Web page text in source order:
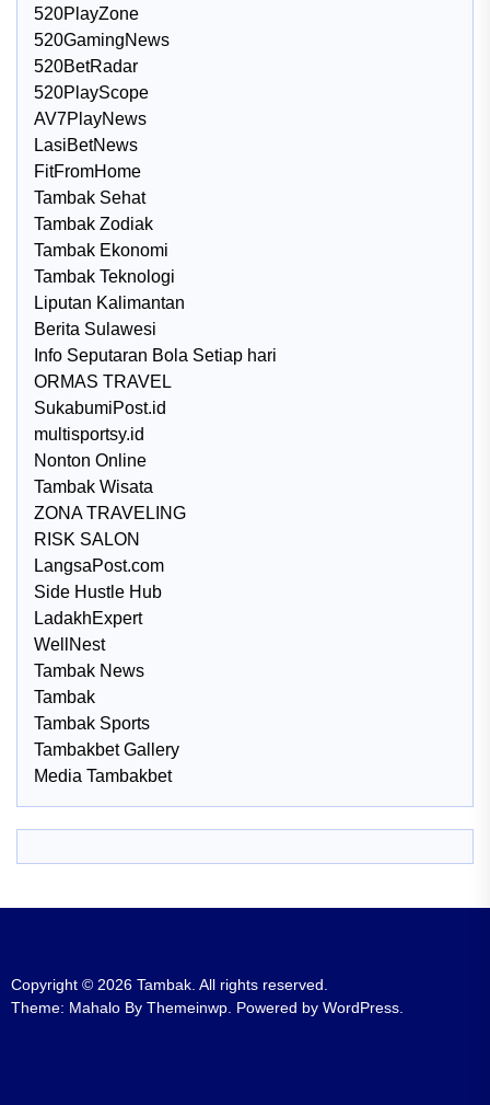
520PlayZone
520GamingNews
520BetRadar
520PlayScope
AV7PlayNews
LasiBetNews
FitFromHome
Tambak Sehat
Tambak Zodiak
Tambak Ekonomi
Tambak Teknologi
Liputan Kalimantan
Berita Sulawesi
Info Seputaran Bola Setiap hari
ORMAS TRAVEL
SukabumiPost.id
multisportsy.id
Nonton Online
Tambak Wisata
ZONA TRAVELING
RISK SALON
LangsaPost.com
Side Hustle Hub
LadakhExpert
WellNest
Tambak News
Tambak
Tambak Sports
Tambakbet Gallery
Media Tambakbet
Copyright © 2026 Tambak. All rights reserved.
Theme: Mahalo By Themeinwp. Powered by WordPress.